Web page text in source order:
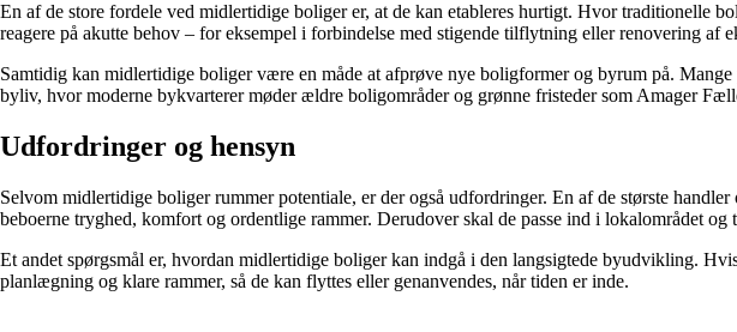
En af de store fordele ved midlertidige boliger er, at de kan etableres hurtigt. Hvor traditionelle
reagere på akutte behov – for eksempel i forbindelse med stigende tilflytning eller renovering af
Samtidig kan midlertidige boliger være en måde at afprøve nye boligformer og byrum på.
byliv, hvor moderne bykvarterer møder ældre boligområder og grønne fristeder som Amager
Udfordringer og hensyn
Selvom midlertidige boliger rummer potentiale, er der også udfordringer. En af de største
beboerne tryghed, komfort og ordentlige rammer. Derudover skal de passe ind i lokalområdet og
Et andet spørgsmål er, hvordan midlertidige boliger kan indgå i den langsigtede byudvikling.
planlægning og klare rammer, så de kan flyttes eller genanvendes, når tiden er inde.